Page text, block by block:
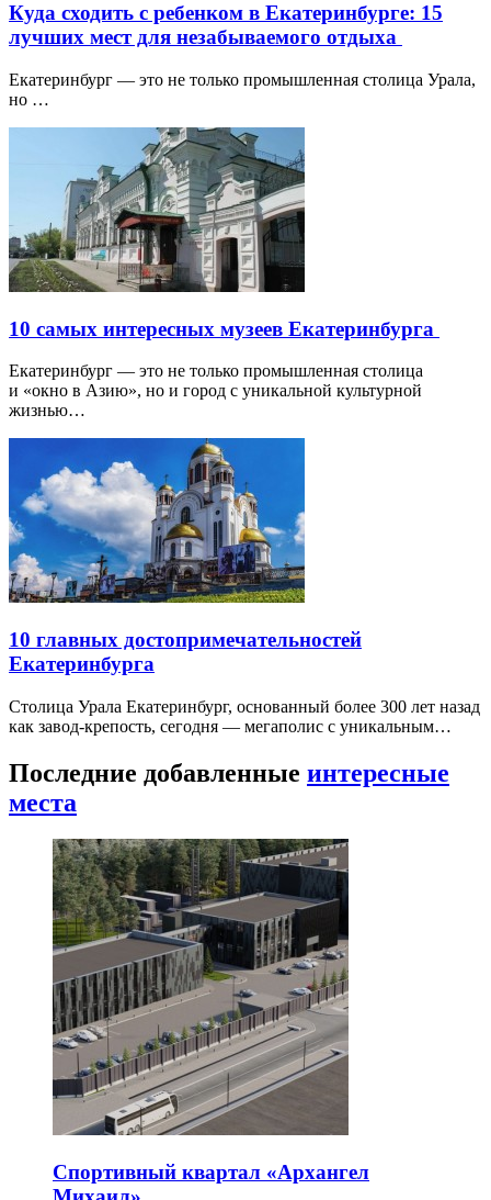
Куда сходить с ребенком в Екатеринбурге: 15
лучших мест для незабываемого отдыха
Екатеринбург — это не только промышленная столица Урала,
но …
10 самых интересных музеев Екатеринбурга
Екатеринбург — это не только промышленная столица
и «окно в Азию», но и город с уникальной культурной
жизнью…
10 главных достопримечательностей
Екатеринбурга
Столица Урала Екатеринбург, основанный более 300 лет назад
как завод-крепость, сегодня — мегаполис с уникальным…
Последние добавленные интересные
места
Спортивный квартал «Архангел